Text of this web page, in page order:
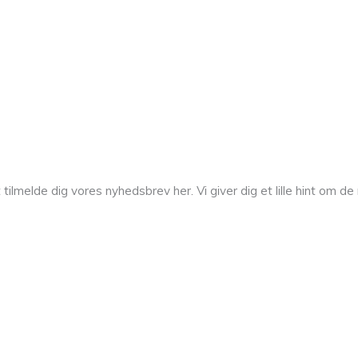
dig vores nyhedsbrev her. Vi giver dig et lille hint om